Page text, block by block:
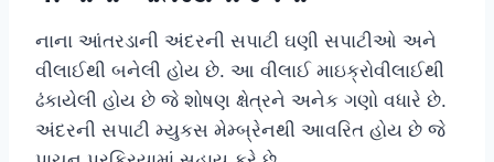
નાના આંતરડાની અંદરની સપાટી ઘણી સપાટીઓ અને
વીલાઈથી બનેલી હોય છે. આ વીલાઈ માઇક્રોવીલાઈથી
ઢંકાયેલી હોય છે જે શોષણ ક્ષેત્રને અનેક ગણો વધારે છે.
અંદરની સપાટી મ્યુકસ મેમ્બ્રેનથી આવરિત હોય છે જે